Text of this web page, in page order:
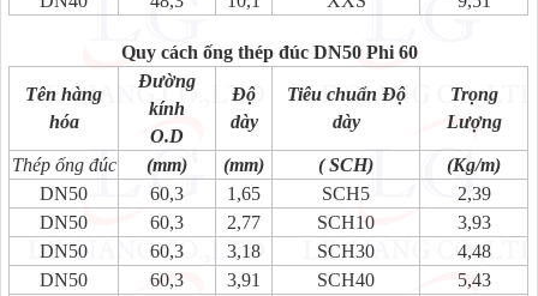
Quy cách ống thép đúc DN50 Phi 60
Tên hàng
hóa
Đường
kính
O.D
Độ
dày
Tiêu chuẩn Độ
dày
Trọng
Lượng
Thép ống đúc (mm) (mm) ( SCH)
(Kg/m)
DN50
60,3 1,65 SCH5
2,39
DN50
60,3 2,77 SCH10
3,93
DN50
60,3 3,18 SCH30
4,48
DN50
60,3 3,91 SCH40
5,43